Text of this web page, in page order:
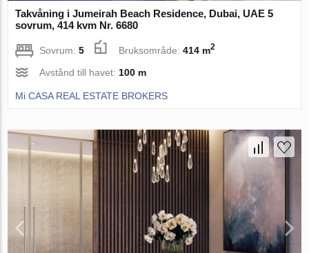
Takvåning i Jumeirah Beach Residence, Dubai, UAE 5
sovrum, 414 kvm Nr. 6680
Sovrum:5 Bruksområde:414 m2
Avstånd till havet: 100 m
Mi CASA REAL ESTATE BROKERS